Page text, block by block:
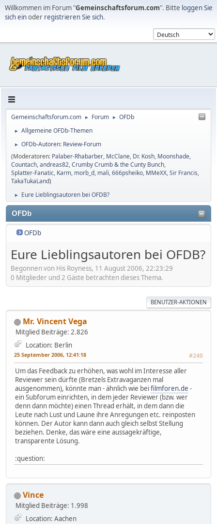
Willkommen im Forum "Gemeinschaftsforum.com". Bitte loggen Sie
sich einoder registrieren Sie sich.
Gemeinschaftsforum.com ► Forum ► OFDb
► Allgemeine OFDb-Themen
►
OFDb-Autoren: Review-Forum
(Moderatoren: Palaber-Rhabarber, McClane, Dr. Kosh, Moonshade,
Countach,andreas82,Crumby Crumb & the Cunty Bunch,
Splatter-Fanatic, Karm, morb_d, mali,666psheiko, MMeXX,Sir Francis,
TakaTukaLand)
► Eure Lieblingsautoren bei OFDB?
OFDb
OFDb
Eure Lieblingsautoren bei OFDB?
Begonnen von His Royness, 11 August 2006, 22:23:29
0 Mitglieder und 2 Gäste betrachten dieses Thema.
BENUTZER-AKTIONEN
Mr. Vincent Vega
Mitglied Beiträge: 2.826
Location: Berlin
25 September 2006, 12:41:18 #240
Um das Feedback zu erhöhen, was wohl im Interesse aller
Reviewer sein dürfte (Bretzels Extravaganzen mal
ausgenommen), könnte man - ähnlich wie beifilmforen.de -
ein Subforum einrichten, in dem jeder Reviewer (bzw. wer
denn dann möchte) einen Thread erhält, in dem dann die
Leute nach Lust und Laune ihre Anregungen etc. reinposten
können. Der Autor kann dann auch gleich selbst Stellung
beziehen. Denke, das wäre eine aussagekräftige,
transparente Lösung.
:question:
Vince
Mitglied Beiträge: 1.998
Location: Aachen